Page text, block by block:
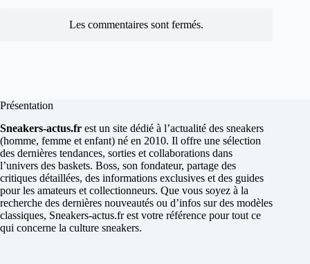
Les commentaires sont fermés.
Présentation
Sneakers-actus.fr est un site dédié à l’actualité des sneakers
(homme, femme et enfant) né en 2010. Il offre une sélection
des dernières tendances, sorties et collaborations dans
l’univers des baskets. Boss, son fondateur, partage des
critiques détaillées, des informations exclusives et des guides
pour les amateurs et collectionneurs. Que vous soyez à la
recherche des dernières nouveautés ou d’infos sur des modèles
classiques, Sneakers-actus.fr est votre référence pour tout ce
qui concerne la culture sneakers.